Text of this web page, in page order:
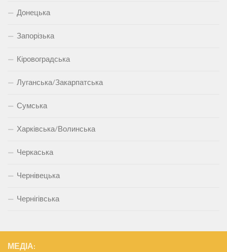
Донецька
Запорізька
Кіровоградська
Луганська/Закарпатська
Сумська
Харківська/Волинська
Черкаська
Чернівецька
Чернігівська
МЕДІА: